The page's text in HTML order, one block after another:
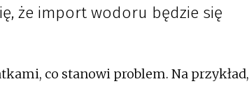
że import wodoru będzie się
co stanowi problem. Na przykład,